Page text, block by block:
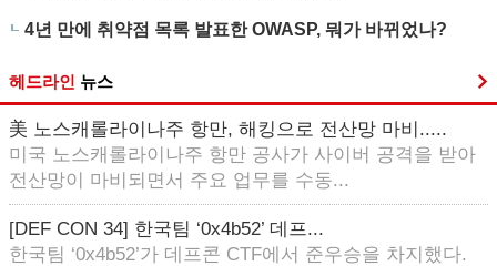
4년 만에 취약점 목록 발표한 OWASP, 뭐가 바뀌었나?
헤드라인 뉴스
美 노스캐롤라이나주 항만, 해킹으로 전산망 마비.....
미국 노스캐롤라이나주 항만 공사가 사이버 공격을 받아
전산망이 마비되면서 주요 업무를 수동...
[DEF CON 34] 한국팀 ‘0x4b52’ 데프...
한국팀 ‘0x4b52’가 데프콘 CTF에서 준우승을 차지했다.